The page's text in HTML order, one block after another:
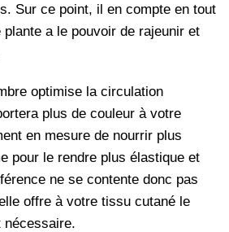
Sur ce point, il en compte en tout
a le pouvoir de rajeunir et
optimise la circulation
plus de couleur à votre
en mesure de nourrir plus
pour le rendre plus élastique et
ne se contente donc pas
offre à votre tissu cutané le
nécessaire.